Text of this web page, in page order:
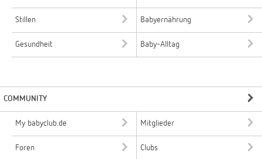
Stillen Babyernährung
Gesundheit Baby-Alltag
COMMUNITY
My babyclub.de Mitglieder
Foren Clubs